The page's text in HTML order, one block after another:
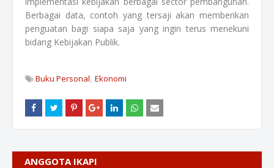
Berbagai data, contoh yang tersaji akan memberikan
penguatan bagi siapa saja yang ingin terus menekuni
bidang Kebijakan Publik.
Buku Personal Ekonomi
ANGGOTA IKAPI